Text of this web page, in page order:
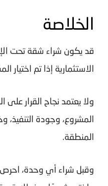
الخلاصة
قد يكون شراء شقة تحت
الاستثمارية إذا تم اختيار
ولا يعتمد نجاح القرار
المشروع، وجودة التنفيذ،
المنطقة.
وقبل شراء أي وحدة،